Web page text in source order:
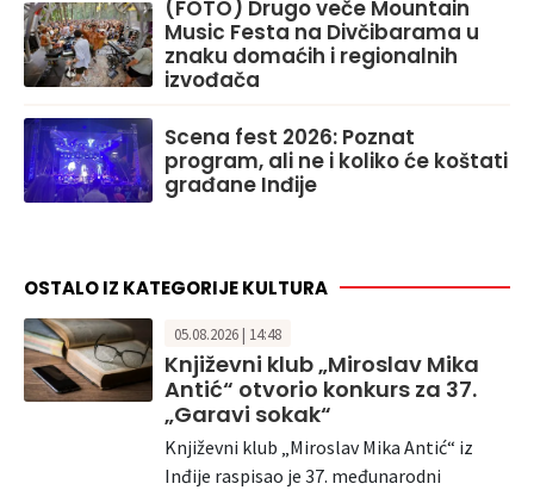
(FOTO) Drugo veče Mountain
Music Festa na Divčibarama u
znaku domaćih i regionalnih
izvođača
Scena fest 2026: Poznat
program, ali ne i koliko će koštati
građane Inđije
OSTALO IZ KATEGORIJE KULTURA
05.08.2026 | 14:48
Književni klub „Miroslav Mika
Antić“ otvorio konkurs za 37.
„Garavi sokak“
Književni klub „Miroslav Mika Antić“ iz
Inđije raspisao je 37. međunarodni